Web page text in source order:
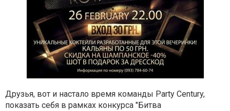
Друзья, вот и настало время команды Party Century,
показать себя в рамках конкурса "Битва